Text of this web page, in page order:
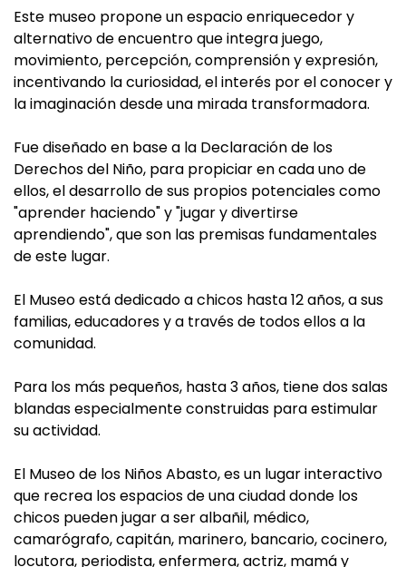
Este museo propone un espacio enriquecedor y
alternativo de encuentro que integra juego,
movimiento, percepción, comprensión y expresión,
incentivando la curiosidad, el interés por el conocer y
la imaginación desde una mirada transformadora.
Fue diseñado en base a la Declaración de los
Derechos del Niño, para propiciar en cada uno de
ellos, el desarrollo de sus propios potenciales como
"aprender haciendo" y "jugar y divertirse
aprendiendo", que son las premisas fundamentales
de este lugar.
El Museo está dedicado a chicos hasta 12 años, a sus
familias, educadores y a través de todos ellos a la
comunidad.
Para los más pequeños, hasta 3 años, tiene dos salas
blandas especialmente construidas para estimular
su actividad.
El Museo de los Niños Abasto, es un lugar interactivo
que recrea los espacios de una ciudad donde los
chicos pueden jugar a ser albañil, médico,
camarógrafo, capitán, marinero, bancario, cocinero,
locutora, periodista, enfermera, actriz, mamá y